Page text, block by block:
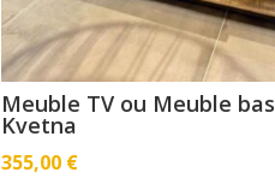
Meuble TV ou Meuble bas
Kvetna
355,00 €